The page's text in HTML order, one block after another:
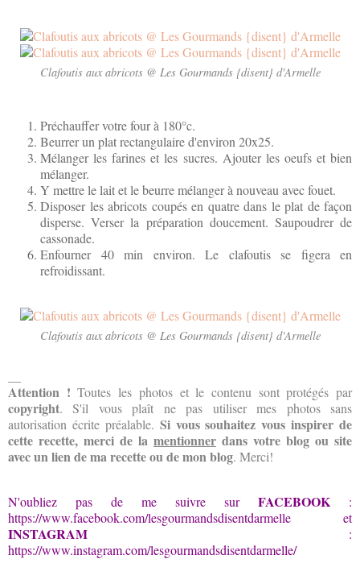
Clafoutis aux abricots @ Les Gourmands {disent} d'Armelle
Préchauffer votre four à 180°c.
Beurrer un plat rectangulaire d'environ 20x25.
Mélanger les farines et les sucres. Ajouter les oeufs et bien
mélanger.
Y mettre le lait et le beurre mélanger à nouveau avec fouet.
Disposer les abricots coupés en quatre dans le plat de façon
disperse. Verser la préparation doucement. Saupoudrer de
cassonade.
Enfourner 40 min environ. Le clafoutis se figera en
refroidissant.
Clafoutis aux abricots @ Les Gourmands {disent} d'Armelle
Attention !Toutes les photos et le contenu sont protégés par
copyright. S'il vous plaît ne pas utiliser mes photos
sans
autorisation écrite préalable. Si vous souhaitez vous inspirer de
cette recette, merci de la mentionner dans votre blog ou site
avec un lien de ma recette ou de mon blog. Merci!
N'oubliez pas de me suivre sur FACEBOOK :
https://www.facebook.com/lesgourmandsdisentdarmelle et
INSTAGRAM :
https://www.instagram.com/lesgourmandsdisentdarmelle/